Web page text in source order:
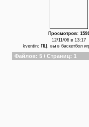
Просмотров:
12/11/06 в 13:17
kventin: ПЦ, вы в баскетбол
Файлов: 5 / Страниц: 1